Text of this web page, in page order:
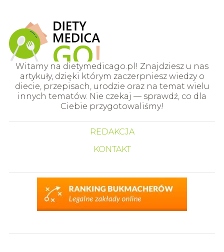
Witamy na dietymedicago.pl! Znajdziesz u nas
artykuły, dzięki którym zaczerpniesz wiedzy o
diecie, przepisach, urodzie oraz na temat wielu
innych tematów. Nie czekaj — sprawdź, co dla
Ciebie przygotowaliśmy!
REDAKCJA
KONTAKT